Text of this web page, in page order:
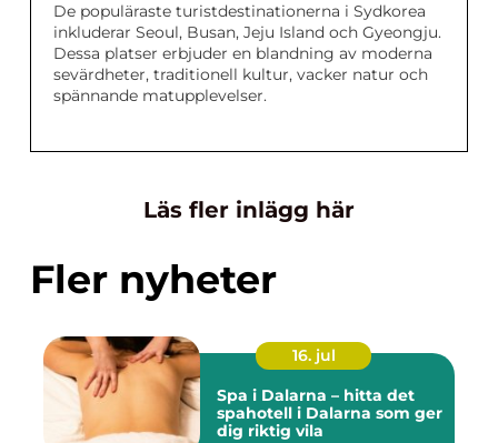
De populäraste turistdestinationerna i Sydkorea
inkluderar Seoul, Busan, Jeju Island och Gyeongju.
Dessa platser erbjuder en blandning av moderna
sevärdheter, traditionell kultur, vacker natur och
spännande matupplevelser.
Läs fler inlägg här
Fler nyheter
16. jul
Spa i Dalarna – hitta det
spahotell i Dalarna som ger
dig riktig vila